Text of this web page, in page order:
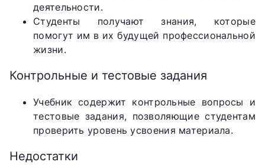
деятельности.
Студенты получают знания, которые
помогут им в их будущей профессиональной
жизни.
Контрольные и тестовые задания
Учебник содержит контрольные вопросы и
тестовые задания, позволяющие студентам
проверить уровень усвоения материала.
Недостатки